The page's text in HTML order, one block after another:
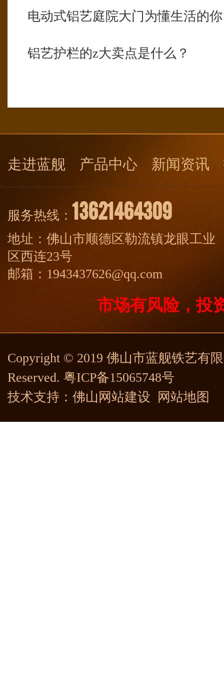
电动式铝艺庭院大门为懂生活的
铝艺护栏的z大卖点是什么？
走进蓝舰 产品中心 新闻资讯
服务热线： 13621464309
地址：佛山市顺德区勒流镇龙眼工业
区西连23号
邮箱：1943437626@qq.com
市场有风险，投
Copyright © 2019 佛山市蓝舰铁艺有
Reserved. 粤ICP备15065748号
技术支持： 佛山网站建设 网站地图